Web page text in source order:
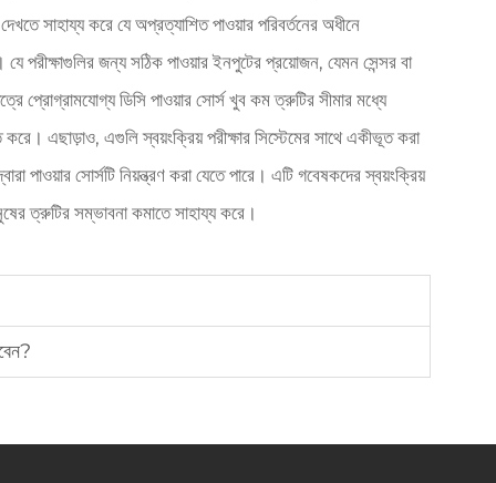
সাহায্য করে যে অপ্রত্যাশিত পাওয়ার পরিবর্তনের অধীনে
পরীক্ষাগুলির জন্য সঠিক পাওয়ার ইনপুটের প্রয়োজন, যেমন সেন্সর বা
প্রোগ্রামযোগ্য ডিসি পাওয়ার সোর্স খুব কম ত্রুটির সীমার মধ্যে
করে। এছাড়াও, এগুলি স্বয়ংক্রিয় পরীক্ষার সিস্টেমের সাথে একীভূত করা
সোর্সটি নিয়ন্ত্রণ করা যেতে পারে। এটি গবেষকদের স্বয়ংক্রিয়
ত্রুটির সম্ভাবনা কমাতে সাহায্য করে।